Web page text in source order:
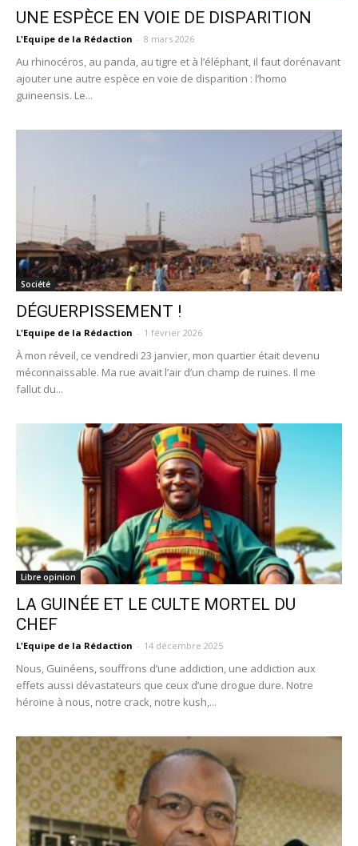
UNE ESPÈCE EN VOIE DE DISPARITION
L'Equipe de la Rédaction - 8 mars 2026
Au rhinocéros, au panda, au tigre et à l’éléphant, il faut dorénavant
ajouter une autre espèce en voie de disparition : l’homo
guineensis. Le...
Société
DÉGUERPISSEMENT !
L'Equipe de la Rédaction - 1 février 2026
À mon réveil, ce vendredi 23 janvier, mon quartier était devenu
méconnaissable. Ma rue avait l’air d’un champ de ruines. Il me
fallut du...
Libre opinion
LA GUINÉE ET LE CULTE MORTEL DU
CHEF
L'Equipe de la Rédaction - 14 décembre 2025
Nous, Guinéens, souffrons d’une addiction, une addiction aux
effets aussi dévastateurs que ceux d’une drogue dure. Notre
héroïne à nous, notre crack, notre kush,...